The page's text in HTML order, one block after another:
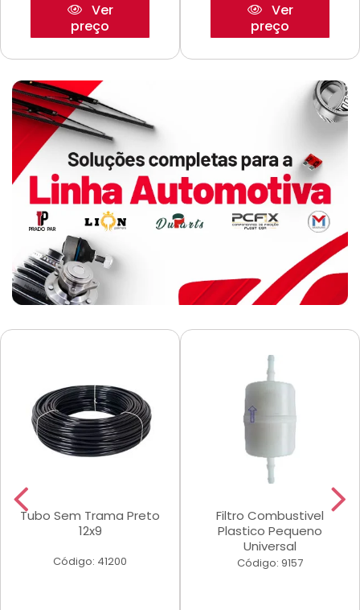
Ver
preço
Ver
preço
Tubo Sem Trama Preto
12x9
Código: 41200
Filtro Combustivel
Plastico Pequeno
Universal
Código: 9157